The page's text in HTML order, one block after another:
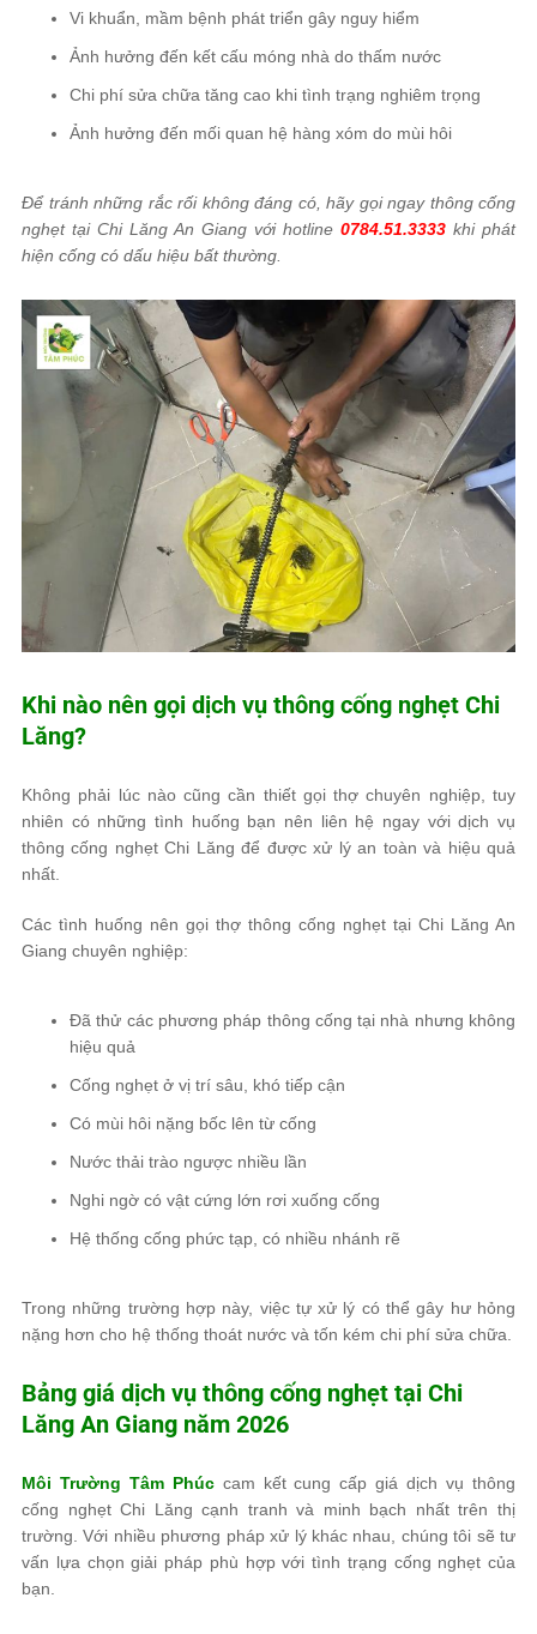
Vi khuẩn, mầm bệnh phát triển gây nguy hiểm
Ảnh hưởng đến kết cấu móng nhà do thấm nước
Chi phí sửa chữa tăng cao khi tình trạng nghiêm trọng
Ảnh hưởng đến mối quan hệ hàng xóm do mùi hôi
Để tránh những rắc rối không đáng có, hãy gọi ngay thông cống
nghẹt tại Chi Lăng An Giang với hotline 0784.51.3333 khi phát
hiện cống có dấu hiệu bất thường.
Khi nào nên gọi dịch vụ thông cống nghẹt Chi
Lăng?
Không phải lúc nào cũng cần thiết gọi thợ chuyên nghiệp, tuy
nhiên có những tình huống bạn nên liên hệ ngay với dịch vụ
thông cống nghẹt Chi Lăng để được xử lý an toàn và hiệu quả
nhất.
Các tình huống nên gọi thợ thông cống nghẹt tại Chi Lăng An
Giang chuyên nghiệp:
Đã thử các phương pháp thông cống tại nhà nhưng không
hiệu quả
Cống nghẹt ở vị trí sâu, khó tiếp cận
Có mùi hôi nặng bốc lên từ cống
Nước thải trào ngược nhiều lần
Nghi ngờ có vật cứng lớn rơi xuống cống
Hệ thống cống phức tạp, có nhiều nhánh rẽ
Trong những trường hợp này, việc tự xử lý có thể gây hư hỏng
nặng hơn cho hệ thống thoát nước và tốn kém chi phí sửa chữa.
Bảng giá dịch vụ thông cống nghẹt tại Chi
Lăng An Giang năm 2026
Môi Trường Tâm Phúccam kết cung cấp giá dịch vụ thông
cống nghẹt Chi Lăng cạnh tranh và minh bạch nhất trên thị
trường. Với nhiều phương pháp xử lý khác nhau, chúng tôi sẽ tư
vấn lựa chọn giải pháp phù hợp với tình trạng cống nghẹt của
bạn.